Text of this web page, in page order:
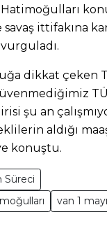
ittifakına
dikkat çeken
şu an
aldığı
konuştu.
Süreci
van 1